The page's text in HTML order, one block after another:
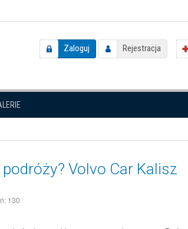
Zaloguj Rejestracja
Volvo Car Kalisz
130